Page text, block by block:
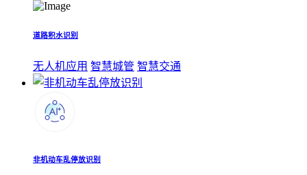
道路积水识别
无人机应用 智慧城管 智慧交通
非机动车乱停放识别